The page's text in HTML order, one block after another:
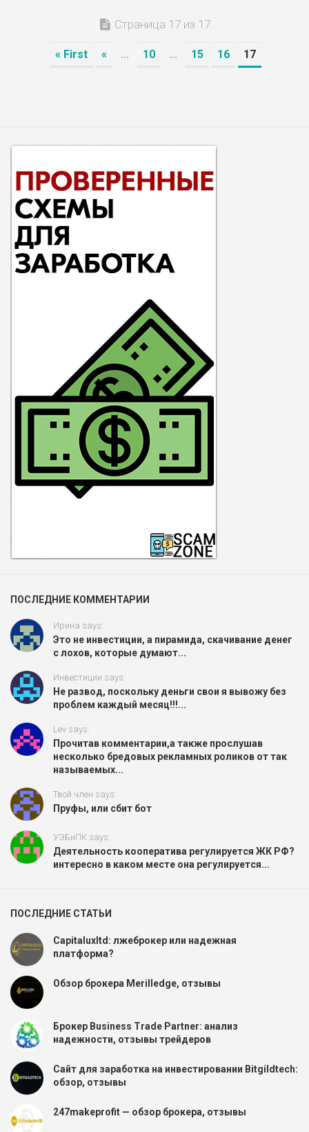
Страница 17 из 17
« First « ... 10 ... 15 16 17
ПОСЛЕДНИЕ КОММЕНТАРИИ
Ирина says:
Это не инвестиции, а пирамида, скачивание денег
с лохов, которые думают...
Инвестиции says:
Не развод, поскольку деньги свои я вывожу без
проблем каждый месяц!!!...
Lev says:
Прочитав комментарии,а также прослушав
несколько бредовых рекламных роликов от так
называемых...
Твой член says:
Пруфы, или сбит бот
УЭБиПК says:
Деятельность кооператива регулируется ЖК РФ?
интересно в каком месте она регулируется...
ПОСЛЕДНИЕ СТАТЬИ
Capitaluxltd: лжеброкер или надежная
платформа?
Обзор брокера Merilledge, отзывы
Брокер Business Trade Partner: анализ
надежности, отзывы трейдеров
Сайт для заработка на инвестировании Bitgildtech:
обзор, отзывы
247makeprofit — обзор брокера, отзывы